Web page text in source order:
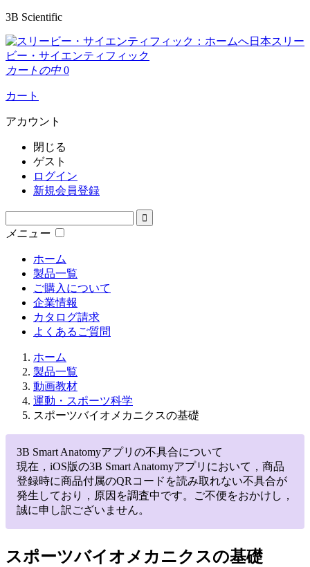
3B Scientific
日本スリー
ビー・サイエンティフィック
カートの中 0
カート
アカウント
閉じる
ゲスト
ログイン
新規会員登録
メニュー
ホーム
製品一覧
ご購入について
企業情報
カタログ請求
よくあるご質問
ホーム
製品一覧
動画教材
運動・スポーツ科学
スポーツバイオメカニクスの基礎
3B Smart Anatomyアプリの不具合について
現在，iOS版の3B Smart Anatomyアプリにおいて，商品
登録時に商品付属のQRコードを読み取れない不具合が
発生しており，原因を調査中です。ご不便をおかけし，
誠に申し訳ございません。
スポーツバイオメカニクスの基礎